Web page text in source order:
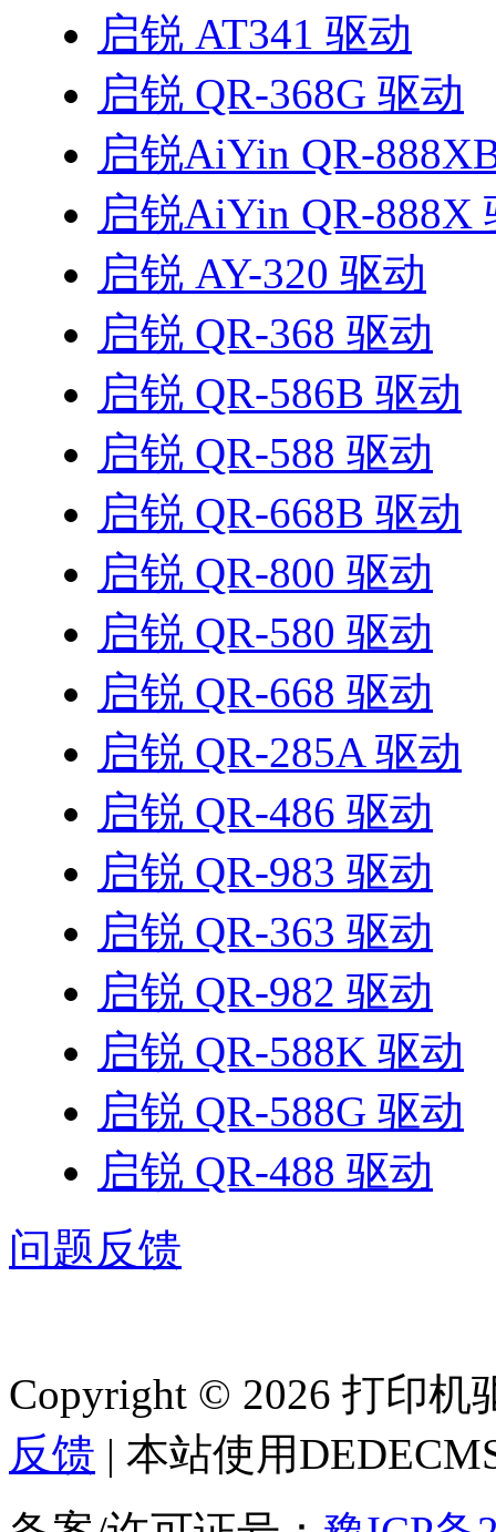
启锐 AT341 驱动
启锐 QR-368G 驱动
启锐AiYin QR-
启锐AiYin QR-888X
启锐 AY-320 驱动
启锐 QR-368 驱动
启锐 QR-586B 驱动
启锐 QR-588 驱动
启锐 QR-668B 驱动
启锐 QR-800 驱动
启锐 QR-580 驱动
启锐 QR-668 驱动
启锐 QR-285A 驱动
启锐 QR-486 驱动
启锐 QR-983 驱动
启锐 QR-363 驱动
启锐 QR-982 驱动
启锐 QR-588K 驱动
启锐 QR-588G 驱动
启锐 QR-488 驱动
问题反馈
Copyright © 2026 打印
反馈 | 本站使用